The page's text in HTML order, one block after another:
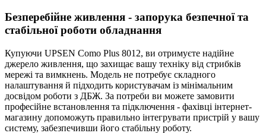
Безперебійне живлення - запорука безпечної та
стабільної роботи обладнання
Купуючи UPSEN Como Plus 8012, ви отримуєте надійне
джерело живлення, що захищає вашу техніку від стрибків
мережі та вимкнень. Модель не потребує складного
налаштування й підходить користувачам із мінімальним
досвідом роботи з ДБЖ. За потреби ви можете замовити
професійне встановлення та підключення - фахівці інтернет-
магазину допоможуть правильно інтегрувати пристрій у вашу
систему, забезпечивши його стабільну роботу.